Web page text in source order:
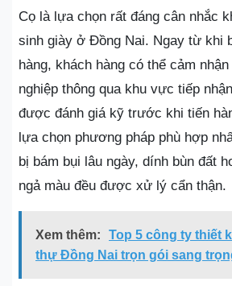
Cọ là lựa chọn rất đáng cân nhắc
sinh giày ở Đồng Nai. Ngay từ khi
hàng, khách hàng có thể cảm
nghiệp thông qua khu vực tiếp
được đánh giá kỹ trước khi tiến
lựa chọn phương pháp phù hợp
bị bám bụi lâu ngày, dính bùn đất
ngả màu đều được xử lý cẩn thận.
Xem thêm:
Top 5 công ty thiết
thự Đồng Nai trọn gói sang